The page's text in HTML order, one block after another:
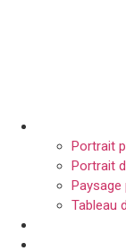
Portrait
Portrait
Paysage
Tableau